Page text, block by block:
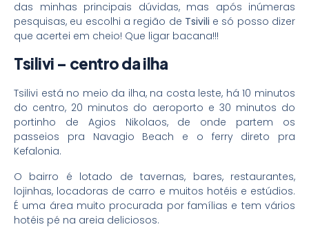
das minhas principais dúvidas, mas após inúmeras
pesquisas, eu escolhi a região de Tsivili e só posso dizer
que acertei em cheio! Que ligar bacana!!!
Tsilivi – centro da ilha
Tsilivi está no meio da ilha, na costa leste, há 10 minutos
do centro, 20 minutos do aeroporto e 30 minutos do
portinho de Agios Nikolaos, de onde partem os
passeios pra Navagio Beach e o ferry direto pra
Kefalonia.
O bairro é lotado de tavernas, bares, restaurantes,
lojinhas, locadoras de carro e muitos hotéis e estúdios.
É uma área muito procurada por famílias e tem vários
hotéis pé na areia deliciosos.